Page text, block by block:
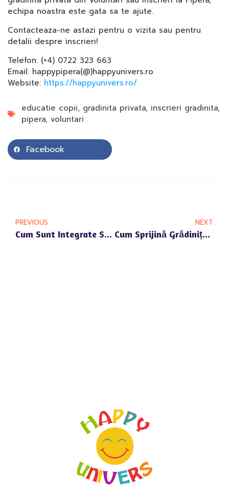
echipa noastra este gata sa te ajute.
Contacteaza-ne astazi pentru o vizita sau pentru
detalii despre inscrieri!
Telefon: (+4) 0722 323 663
Email: happypipera(@)happyunivers.ro
Website: https://happyunivers.ro/
educatie copii, gradinita privata, inscrieri gradinita,
pipera, voluntari
Facebook
PREVIOUS
Cum Sunt Integrate Sarbatorile Traditionale In Gradinita Happy Univers Pipera
NEXT
Cum Sprijină Grădinița Happy Univers Dezvoltarea Gândirii Critice În Pipera